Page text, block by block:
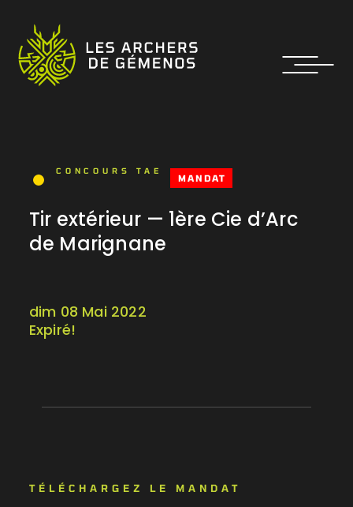
CONCOURS TAE
MANDAT
dim 08 Mai 2022
Expiré!
Tir extérieur — 1ère Cie d’Arc
de Marignane
TÉLÉCHARGEZ LE MANDAT